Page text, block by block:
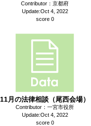
Contributor：京都府
Update:Oct 4, 2022
score 0
11月の法律相談（尾西会場）
Contributor：一宮市役所
Update:Oct 4, 2022
score 0